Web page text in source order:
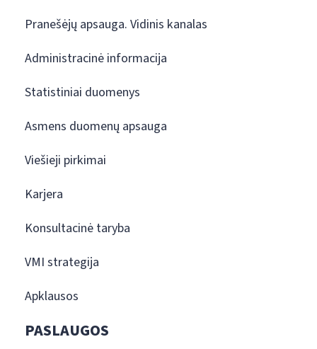
Pranešėjų apsauga. Vidinis kanalas
Administracinė informacija
Statistiniai duomenys
Asmens duomenų apsauga
Viešieji pirkimai
Karjera
Konsultacinė taryba
VMI strategija
Apklausos
PASLAUGOS